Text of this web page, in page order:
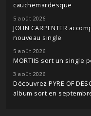
cauchemardesque
5 août 2026
JOHN CARPENTER
nouveau single
5 août 2026
MORTIIS sort un single
3 août 2026
Découvrez PYRE OF
album sort en